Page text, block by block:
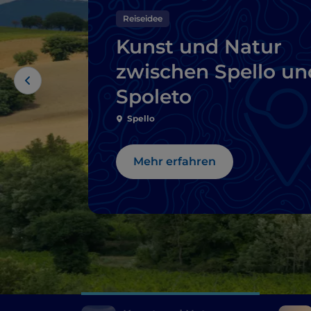
Reiseidee
Kunst und Natur
zwischen Spello
Spoleto
Spello
Mehr erfahren